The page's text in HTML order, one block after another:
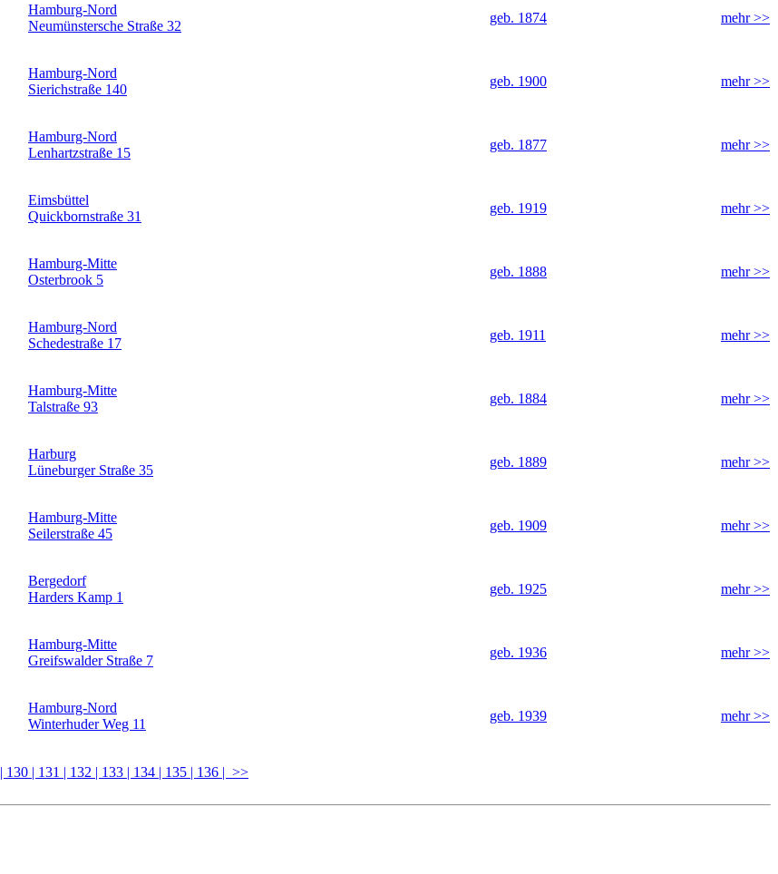
Hamburg-Nord
Neumünstersche Straße 32
geb. 1874 mehr >>
Hamburg-Nord
Sierichstraße 140
geb. 1900 mehr >>
Hamburg-Nord
Lenhartzstraße 15
geb. 1877 mehr >>
Eimsbüttel
Quickbornstraße 31
geb. 1919 mehr >>
Hamburg-Mitte
Osterbrook 5
geb. 1888 mehr >>
Hamburg-Nord
Schedestraße 17
geb. 1911 mehr >>
Hamburg-Mitte
Talstraße 93
geb. 1884 mehr >>
Harburg
Lüneburger Straße 35
geb. 1889 mehr >>
Hamburg-Mitte
Seilerstraße 45
geb. 1909 mehr >>
Bergedorf
Harders Kamp 1
geb. 1925 mehr >>
Hamburg-Mitte
Greifswalder Straße 7
geb. 1936 mehr >>
Hamburg-Nord
Winterhuder Weg 11
geb. 1939 mehr >>
| 130 | 131 | 132 | 133 | 134 | 135 | 136 | >>